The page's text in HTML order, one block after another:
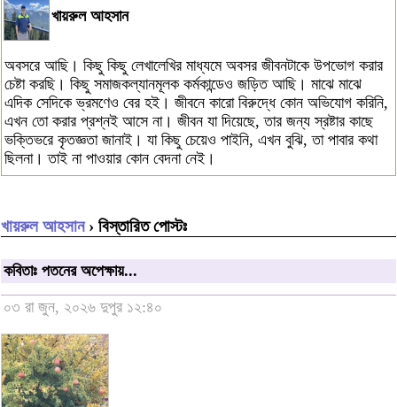
খায়রুল আহসান
অবসরে আছি। কিছু কিছু লেখালেখির মাধ্যমে অবসর জীবনটাকে উপভোগ করার
চেষ্টা করছি। কিছু সমাজকল্যানমূলক কর্মকান্ডেও জড়িত আছি। মাঝে মাঝে
এদিক সেদিকে ভ্রমণেও বের হই। জীবনে কারো বিরুদ্ধে কোন অভিযোগ করিনি,
এখন তো করার প্রশ্নই আসে না। জীবন যা দিয়েছে, তার জন্য স্রষ্টার কাছে
ভক্তিভরে কৃতজ্ঞতা জানাই। যা কিছু চেয়েও পাইনি, এখন বুঝি, তা পাবার কথা
ছিলনা। তাই না পাওয়ার কোন বেদনা নেই।
খায়রুল আহসান› বিস্তারিত পোস্টঃ
কবিতাঃ পতনের অপেক্ষায়...
০৩ রা জুন, ২০২৬ দুপুর ১২:৪০